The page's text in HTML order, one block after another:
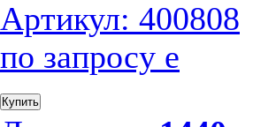
Артикул: 400808
по запросу е
Купить